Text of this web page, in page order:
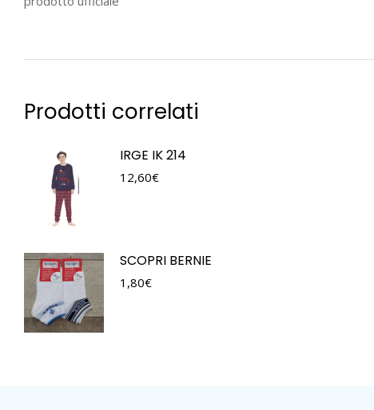
Prodotti correlati
IRGE IK 214
12,60€
SCOPRI BERNIE
1,80€